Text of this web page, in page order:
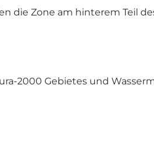
die Zone am hinterem Teil
2000 Gebietes und